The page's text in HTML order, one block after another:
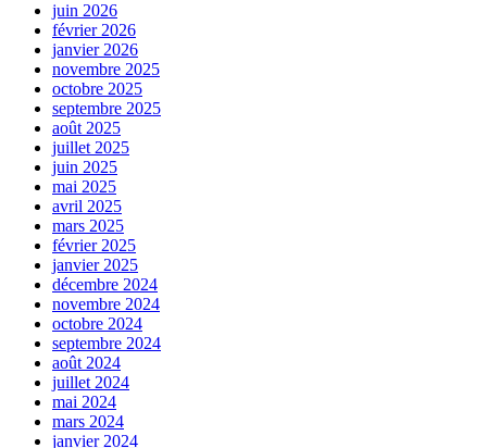
juin 2026
février 2026
janvier 2026
novembre 2025
octobre 2025
septembre 2025
août 2025
juillet 2025
juin 2025
mai 2025
avril 2025
mars 2025
février 2025
janvier 2025
décembre 2024
novembre 2024
octobre 2024
septembre 2024
août 2024
juillet 2024
mai 2024
mars 2024
janvier 2024